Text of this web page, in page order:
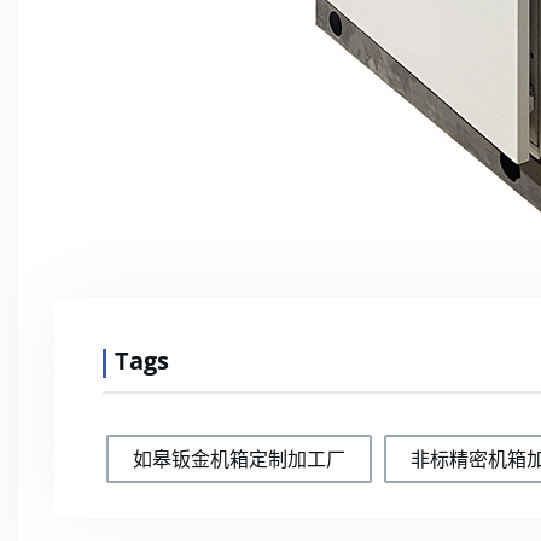
Tags
如皋钣金机箱定制加工厂 非标精密机箱